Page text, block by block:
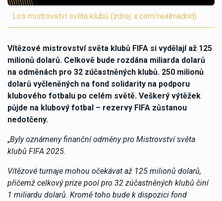
Los mistrovství světa klubů (zdroj: x.com/realmadrid)
Vítězové mistrovství světa klubů FIFA si vydělají až 125
milionů dolarů. Celkově bude rozdána miliarda dolarů
na odměnách pro 32 zúčastněných klubů. 250 milionů
dolarů vyčleněných na fond solidarity na podporu
klubového fotbalu po celém světě. Veškerý výtěžek
půjde na klubový fotbal – rezervy FIFA zůstanou
nedotčeny.
„Byly oznámeny finanční odměny pro Mistrovství světa
klubů FIFA 2025.
Vítězové turnaje mohou očekávat až 125 milionů dolarů,
přičemž celkový prize pool pro 32 zúčastněných klubů činí
1 miliardu dolarů. Kromě toho bude k dispozici fond